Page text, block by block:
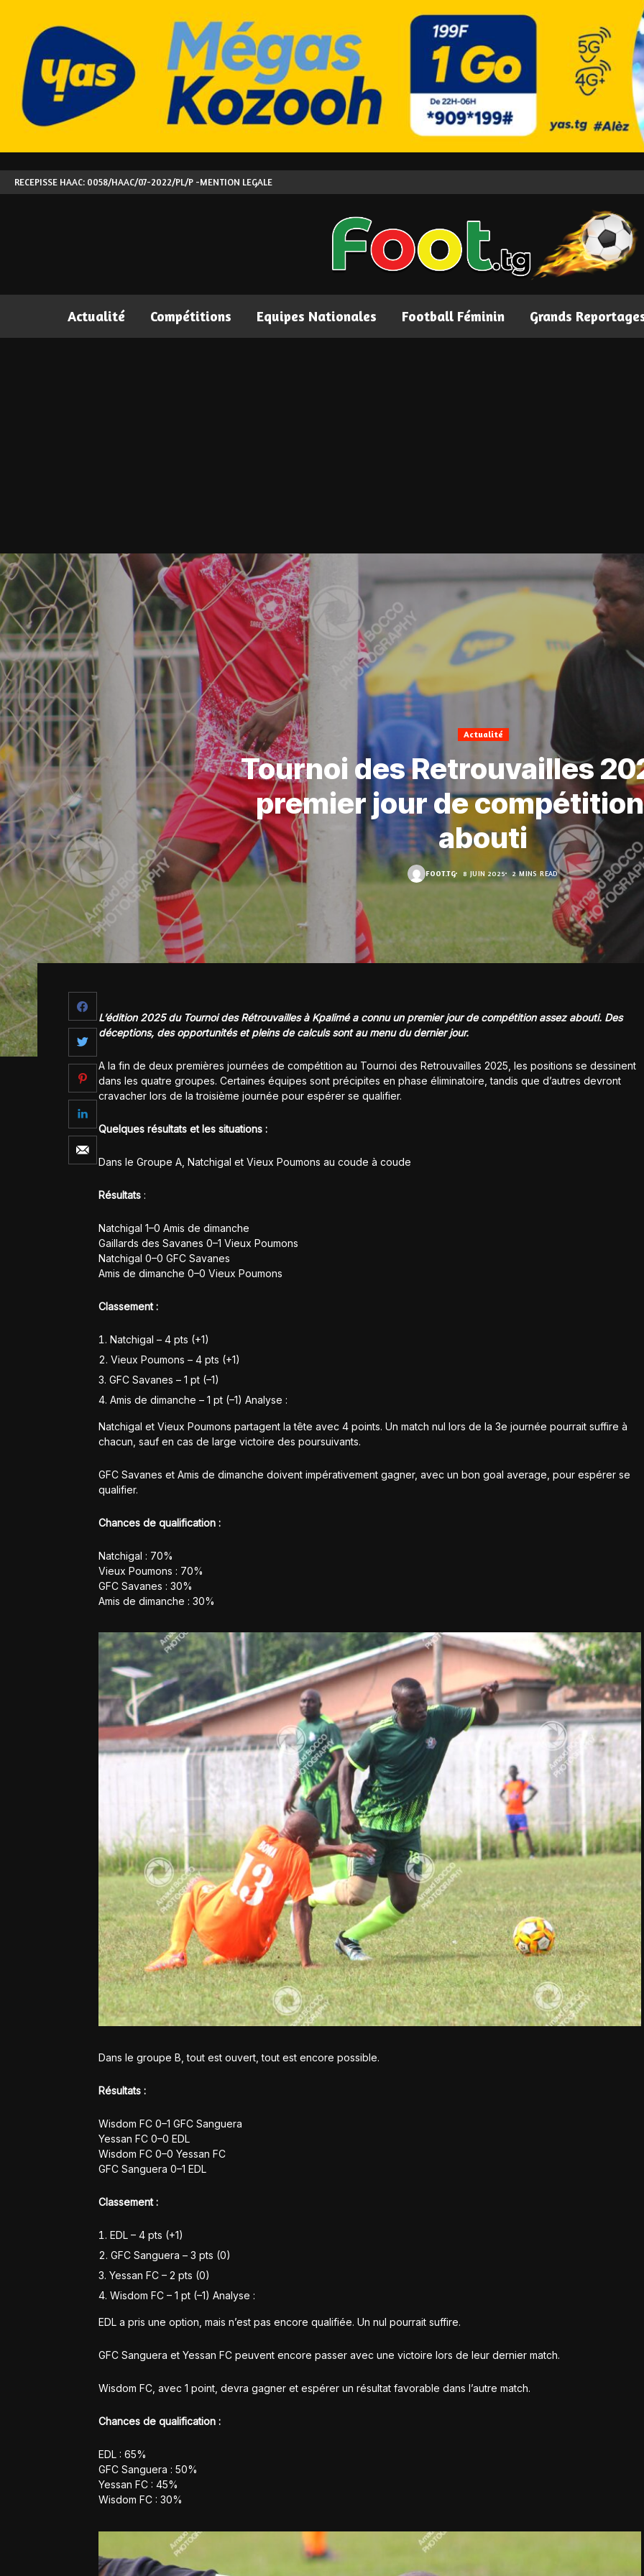
RECEPISSE HAAC: 0058/HAAC/07-2022/PL/P -MENTION LEGALE
Actualité Compétitions Equipes Nationales Football Féminin Grands
Actualité
Tournoi des Retrouvailles
premier jour de
abouti
FOOT.TG 8 JUIN 2025 2 MINS READ
L’édition 2025 du Tournoi des Rétrouvailles à Kpalimé a connu un premier jour de compétition assez abouti. Des
déceptions, des opportunités et pleins de calculs sont au menu du dernier jour.
A la fin de deux premières journées de compétition au Tournoi des Retrouvailles 2025, les positions se dessinent
dans les quatre groupes. Certaines équipes sont précipites en phase éliminatoire, tandis que d’autres devront
cravacher lors de la troisième journée pour espérer se qualifier.
Quelques résultats et les situations :
Dans le Groupe A, Natchigal et Vieux Poumons au coude à coude
Résultats :
Natchigal 1–0 Amis de dimanche
Gaillards des Savanes 0–1 Vieux Poumons
Natchigal 0–0 GFC Savanes
Amis de dimanche 0–0 Vieux Poumons
Classement :
Natchigal – 4 pts (+1)
Vieux Poumons – 4 pts (+1)
GFC Savanes – 1 pt (–1)
Amis de dimanche – 1 pt (–1) Analyse :
Natchigal et Vieux Poumons partagent la tête avec 4 points. Un match nul lors de la 3e journée pourrait suffire à
chacun, sauf en cas de large victoire des poursuivants.
GFC Savanes et Amis de dimanche doivent impérativement gagner, avec un bon goal average, pour espérer se
qualifier.
Chances de qualification :
Natchigal : 70%
Vieux Poumons : 70%
GFC Savanes : 30%
Amis de dimanche : 30%
Dans le groupe B, tout est ouvert, tout est encore possible.
Résultats :
Wisdom FC 0–1 GFC Sanguera
Yessan FC 0–0 EDL
Wisdom FC 0–0 Yessan FC
GFC Sanguera 0–1 EDL
Classement :
EDL – 4 pts (+1)
GFC Sanguera – 3 pts (0)
Yessan FC – 2 pts (0)
Wisdom FC – 1 pt (–1) Analyse :
EDL a pris une option, mais n’est pas encore qualifiée. Un nul pourrait suffire.
GFC Sanguera et Yessan FC peuvent encore passer avec une victoire lors de leur dernier match.
Wisdom FC, avec 1 point, devra gagner et espérer un résultat favorable dans l’autre match.
Chances de qualification :
EDL : 65%
GFC Sanguera : 50%
Yessan FC : 45%
Wisdom FC : 30%